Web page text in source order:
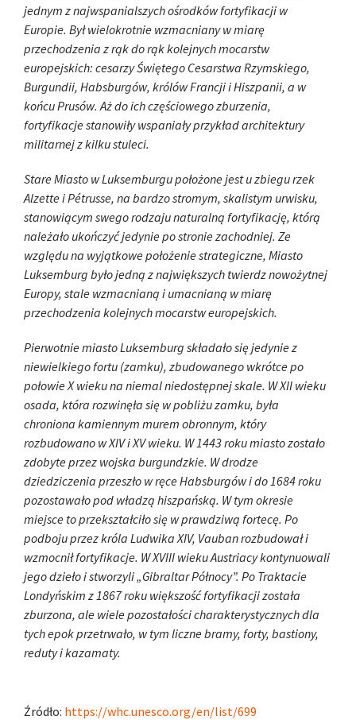
jednym z najwspanialszych ośrodków fortyfikacji w
Europie. Był wielokrotnie wzmacniany w miarę
przechodzenia z rąk do rąk kolejnych mocarstw
europejskich: cesarzy Świętego Cesarstwa Rzymskiego,
Burgundii, Habsburgów, królów Francji i Hiszpanii, a w
końcu Prusów. Aż do ich częściowego zburzenia,
fortyfikacje stanowiły wspaniały przykład architektury
militarnej z kilku stuleci.
Stare Miasto w Luksemburgu położone jest u zbiegu rzek
Alzette i Pétrusse, na bardzo stromym, skalistym urwisku,
stanowiącym swego rodzaju naturalną fortyfikację, którą
należało ukończyć jedynie po stronie zachodniej. Ze
względu na wyjątkowe położenie strategiczne, Miasto
Luksemburg było jedną z największych twierdz nowożytnej
Europy, stale wzmacnianą i umacnianą w miarę
przechodzenia kolejnych mocarstw europejskich.
Pierwotnie miasto Luksemburg składało się jedynie z
niewielkiego fortu (zamku), zbudowanego wkrótce po
połowie X wieku na niemal niedostępnej skale. W XII wieku
osada, która rozwinęła się w pobliżu zamku, była
chroniona kamiennym murem obronnym, który
rozbudowano w XIV i XV wieku. W 1443 roku miasto zostało
zdobyte przez wojska burgundzkie. W drodze
dziedziczenia przeszło w ręce Habsburgów i do 1684 roku
pozostawało pod władzą hiszpańską. W tym okresie
miejsce to przekształciło się w prawdziwą fortecę. Po
podboju przez króla Ludwika XIV, Vauban rozbudował i
wzmocnił fortyfikacje. W XVIII wieku Austriacy kontynuowali
jego dzieło i stworzyli „Gibraltar Północy”. Po Traktacie
Londyńskim z 1867 roku większość fortyfikacji została
zburzona, ale wiele pozostałości charakterystycznych dla
tych epok przetrwało, w tym liczne bramy, forty, bastiony,
reduty i kazamaty.
Źródło: https://whc.unesco.org/en/list/699